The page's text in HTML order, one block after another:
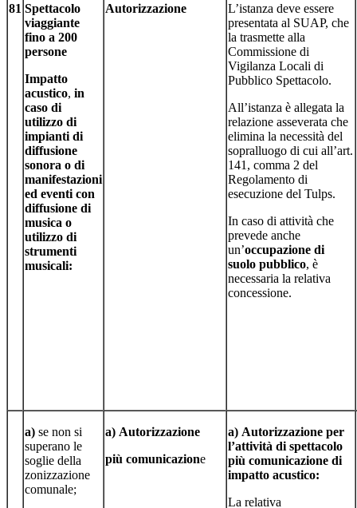
81 Spettacolo
viaggiante
fino a 200
persone
Impatto
acustico, in
caso di
utilizzo di
impianti di
diffusione
sonora o di
manifestazioni
ed eventi con
diffusione di
musica o
utilizzo di
strumenti
musicali:
Autorizzazione
L’istanza deve essere
presentata al SUAP, che
la trasmette alla
Commissione di
Vigilanza Locali di
Pubblico Spettacolo.
All’istanza è allegata la
relazione asseverata che
elimina la necessità del
sopralluogo di cui all’art.
141, comma 2 del
Regolamento di
esecuzione del Tulps.
In caso di attività che
prevede anche
un’occupazione di
suolo pubblico, è
necessaria la relativa
concessione.
a) se non si
superano le
soglie della
zonizzazione
comunale;
a) Autorizzazione
più comunicazione
a) Autorizzazione per
l’attività di spettacolo
più comunicazione di
impatto acustico:
La relativa